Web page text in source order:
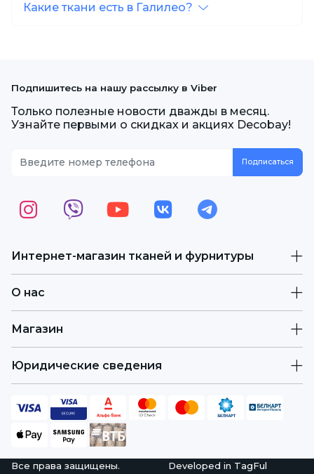
Какие ткани есть в Галилео?
Интернет-магазин тканей и фурнитуры
О нас
Магазин
Юридические сведения
Подпишитесь на нашу рассылку в Viber
Только полезные новости дважды в месяц.
Узнайте первыми о скидках и акциях Decobay!
Все права защищены.
Developed in TagFul